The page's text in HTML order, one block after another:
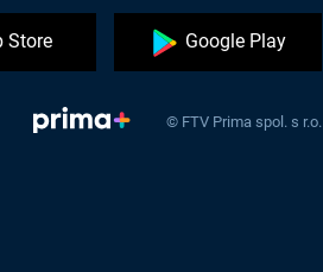
Store Google Play
© FTV Prima spol. s r.o.